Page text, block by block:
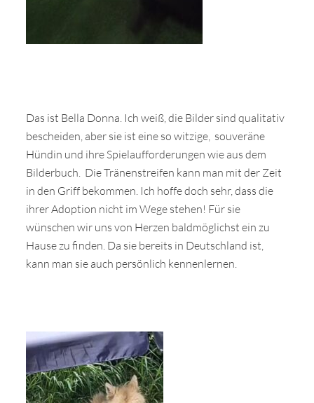
Das ist Bella Donna. Ich weiß, die Bilder sind qualitativ
bescheiden, aber sie ist eine so witzige, souveräne
Hündin und ihre Spielaufforderungen wie aus dem
Bilderbuch. Die Tränenstreifen kann man mit der Zeit
in den Griff bekommen. Ich hoffe doch sehr, dass die
ihrer Adoption nicht im Wege stehen! Für sie
wünschen wir uns von Herzen baldmöglichst ein zu
Hause zu finden. Da sie bereits in Deutschland ist,
kann man sie auch persönlich kennenlernen.